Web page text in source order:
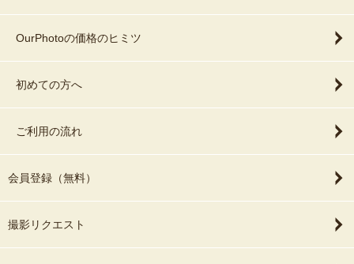
OurPhotoの価格のヒミツ
初めての方へ
ご利用の流れ
会員登録（無料）
撮影リクエスト